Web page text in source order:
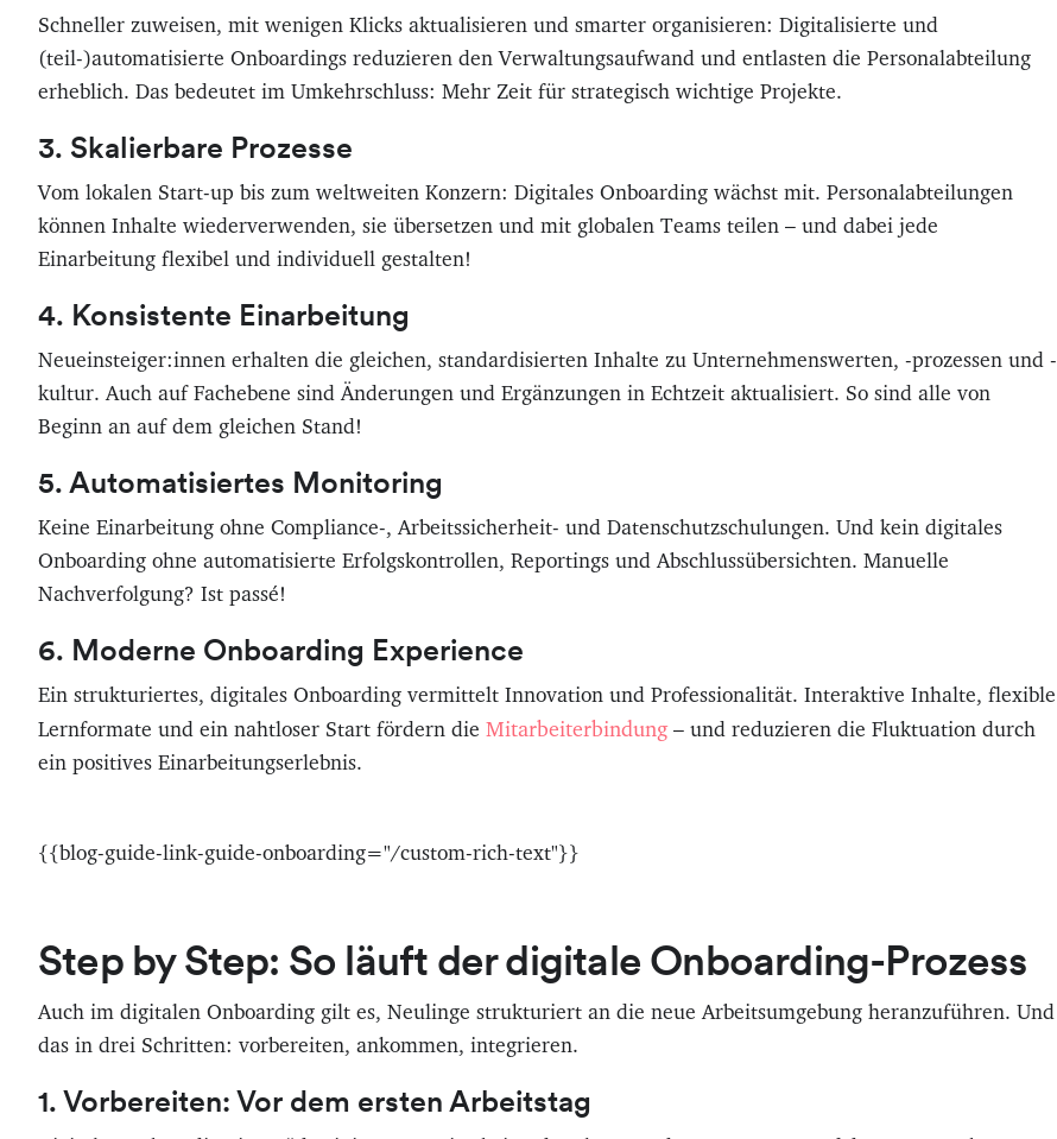
Schneller zuweisen, mit wenigen Klicks aktualisieren und smarter organisieren: Digitalisierte und
(teil-)automatisierte Onboardings reduzieren den Verwaltungsaufwand und entlasten die Personalabteilung
erheblich. Das bedeutet im Umkehrschluss: Mehr Zeit für strategisch wichtige Projekte.
3. Skalierbare Prozesse
Vom lokalen Start-up bis zum weltweiten Konzern: Digitales Onboarding wächst mit. Personalabteilungen
können Inhalte wiederverwenden, sie übersetzen und mit globalen Teams teilen – und dabei jede
Einarbeitung flexibel und individuell gestalten!
4. Konsistente Einarbeitung
Neueinsteiger:innen erhalten die gleichen, standardisierten Inhalte zu Unternehmenswerten, -prozessen und -
kultur. Auch auf Fachebene sind Änderungen und Ergänzungen in Echtzeit aktualisiert. So sind alle von
Beginn an auf dem gleichen Stand!
5. Automatisiertes Monitoring
Keine Einarbeitung ohne Compliance-, Arbeitssicherheit- und Datenschutzschulungen. Und kein digitales
Onboarding ohne automatisierte Erfolgskontrollen, Reportings und Abschlussübersichten. Manuelle
Nachverfolgung? Ist passé!
6. Moderne Onboarding Experience
Ein strukturiertes, digitales Onboarding vermittelt Innovation und Professionalität. Interaktive Inhalte, flexible
Lernformate und ein nahtloser Start fördern die Mitarbeiterbindung– und reduzieren die Fluktuation durch
ein positives Einarbeitungserlebnis.
{{blog-guide-link-guide-onboarding="/custom-rich-text"}}
Step by Step: So läuft der digitale Onboarding-Prozess
Auch im digitalen Onboarding gilt es, Neulinge strukturiert an die neue Arbeitsumgebung heranzuführen. Und
das in drei Schritten: vorbereiten, ankommen, integrieren.
1. Vorbereiten: Vor dem ersten Arbeitstag